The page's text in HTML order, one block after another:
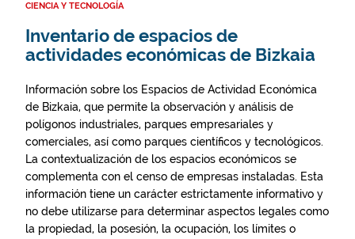
CIENCIA Y TECNOLOGÍA
Inventario de espacios de
actividades económicas de Bizkaia
Información sobre los Espacios de Actividad Económica
de Bizkaia, que permite la observación y análisis de
polígonos industriales, parques empresariales y
comerciales, así como parques científicos y tecnológicos.
La contextualización de los espacios económicos se
complementa con el censo de empresas instaladas. Esta
información tiene un carácter estrictamente informativo y
no debe utilizarse para determinar aspectos legales como
la propiedad, la posesión, la ocupación, los límites o